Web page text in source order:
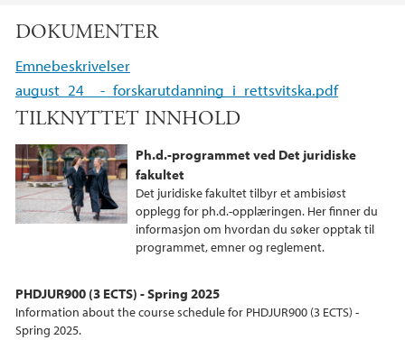
DOKUMENTER
Emnebeskrivelser
august_24__-_forskarutdanning_i_rettsvitska.pdf
TILKNYTTET INNHOLD
Ph.d.-programmet ved Det juridiske
fakultet
Det juridiske fakultet tilbyr et ambisiøst
opplegg for ph.d.-opplæringen. Her finner du
informasjon om hvordan du søker opptak til
programmet, emner og reglement.
PHDJUR900 (3 ECTS) - Spring 2025
Information about the course schedule for PHDJUR900 (3 ECTS) -
Spring 2025.